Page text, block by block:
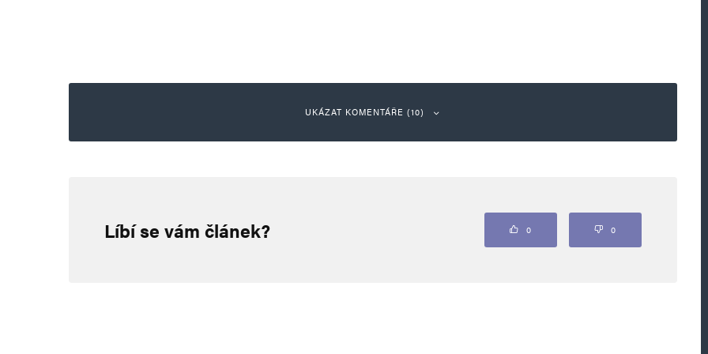
UKÁZAT KOMENTÁŘE (10)
Pan Rakušan se nezdá být dostatečně kvalifikovaným, za to se zdá být
Líbí se vám článek? 0 0